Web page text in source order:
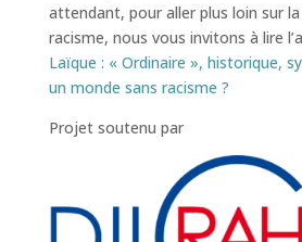
attendant, pour aller plus loin sur
racisme, nous vous invitons à lire
Laïque : « Ordinaire », historique,
un monde sans racisme ?
Projet soutenu par